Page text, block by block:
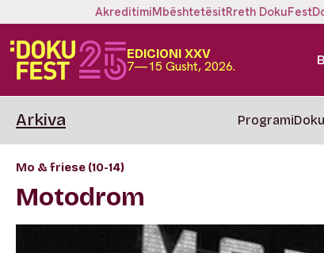
AkreditimiMbështetësitRreth DokuFest
EDICIONI XXV
7—15 Gusht, 2026.
Arkiva Programi
Mo & friese (10-14)
Motodrom